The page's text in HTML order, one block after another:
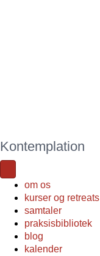
Kontemplation
om os
kurser og retreats
samtaler
praksisbibliotek
blog
kalender